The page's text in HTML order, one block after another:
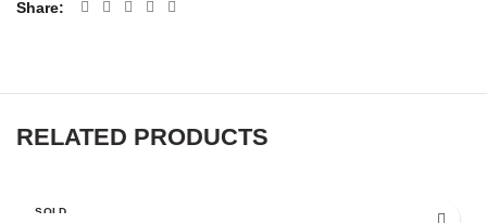
Share
RELATED PRODUCTS
SOLD